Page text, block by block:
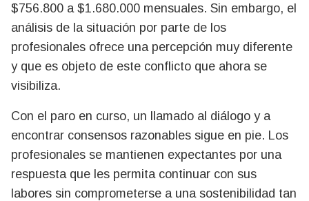
$756.800 a $1.680.000 mensuales. Sin embargo, el
análisis de la situación por parte de los
profesionales ofrece una percepción muy diferente
y que es objeto de este conflicto que ahora se
visibiliza.
Con el paro en curso, un llamado al diálogo y a
encontrar consensos razonables sigue en pie. Los
profesionales se mantienen expectantes por una
respuesta que les permita continuar con sus
labores sin comprometerse a una sostenibilidad tan